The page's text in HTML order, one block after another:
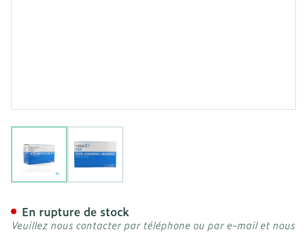
En rupture de stock
Veuillez nous contacter par téléphone ou par e-mail et nous